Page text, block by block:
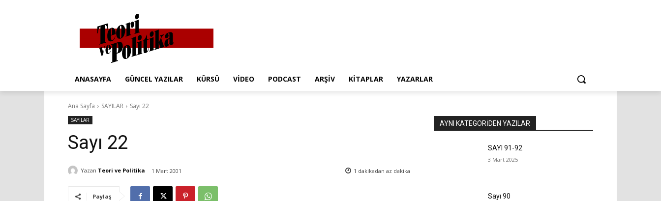
ANASAYFA GÜNCEL YAZILAR KÜRSÜ VIDEO PODCAST ARŞIV KITAPLAR YAZARLAR
Ana Sayfa SAYILAR Sayı 22
SAYILAR
Sayı 22
Yazan Teori ve Politika 1 Mart 2001 1 dakikadan az dakika
Paylaş
AYNI KATEGORIDEN YAZILAR
SAYI 91-92
3 Mart 2025
Sayı 90